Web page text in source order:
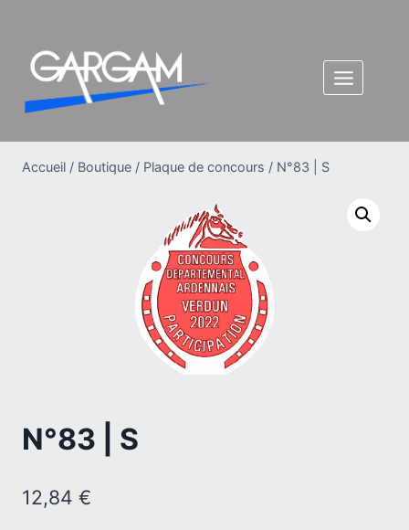
contenu
Accueil / Boutique / Plaque de concours / N°83 | S
N°83 | S
12,84 €